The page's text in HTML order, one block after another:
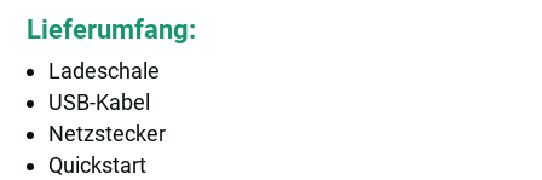
Lieferumfang:
Ladeschale
USB-Kabel
Netzstecker
Quickstart